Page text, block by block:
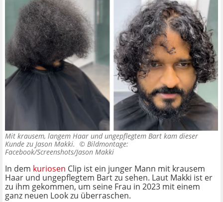
Mit krausem, langem Haar und ungepflegtem Bart kam dieser
Kunde zu Jason Makki. © Bildmontage:
Facebook/Screenshots/Jason Makki
In dem kuriosen Clip ist ein junger Mann mit krausem
Haar und ungepflegtem Bart zu sehen. Laut Makki ist er
zu ihm gekommen, um seine Frau in 2023 mit einem
ganz neuen Look zu überraschen.